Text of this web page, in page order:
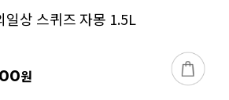
일상 스퀴즈 자몽 1.5L
원